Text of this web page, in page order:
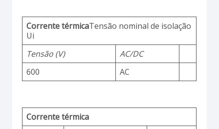
Corrente térmicaTensão nominal de isolação
Ui
Tensão (V)
AC/DC
600
AC
Corrente térmica